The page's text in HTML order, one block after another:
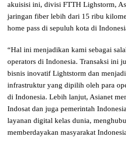
akuisisi ini, divisi FTTH Lighstorm,
jaringan fiber lebih dari 15 ribu
home pass di sepuluh kota di
“Hal ini menjadikan kami sebagai
operators di Indonesia. Transaksi ini
bisnis inovatif Lightstorm dan
infrastruktur yang dipilih oleh para
di Indonesia. Lebih lanjut, Asianet
Indosat dan juga pemerintah
layanan digital kelas dunia,
memberdayakan masyarakat